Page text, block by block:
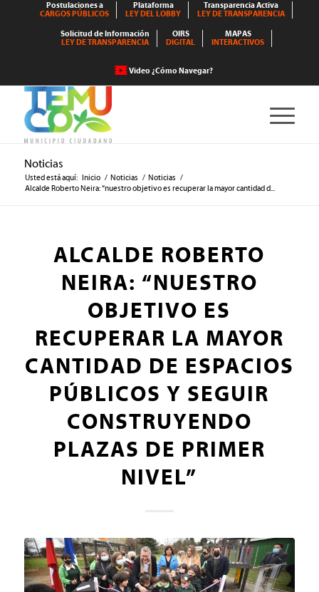
Postulaciones a
CARGOS PÚBLICOS
Plataforma
LEY DEL LOBBY
Transparencia Activa
LEY DE TRANSPARENCIA
Solicitud de Información
LEY DE TRANSPARENCIA
OIRS
DIGITAL
MAPAS
INTERACTIVOS
Video ¿Cómo Navegar?
Noticias
Usted está aquí: Inicio / Noticias / Noticias /
Alcalde Roberto Neira: “nuestro objetivo es recuperar la mayor cantidad d...
ALCALDE ROBERTO
NEIRA: “NUESTRO
OBJETIVO ES
RECUPERAR LA MAYOR
CANTIDAD DE ESPACIOS
PÚBLICOS Y SEGUIR
CONSTRUYENDO
PLAZAS DE PRIMER
NIVEL”